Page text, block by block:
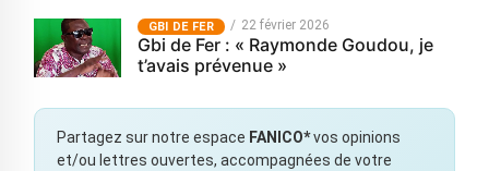
GBI DE FER 22 février 2026
Gbi de Fer : « Raymonde Goudou, je
t’avais prévenue »
Partagez sur notre espace FANICO*vos opinions
et/ou lettres ouvertes, accompagnées de votre